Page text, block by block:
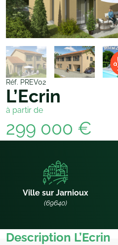
Réf. PREV02
L’Ecrin
à partir de
299 000 €
Ville sur Jarnioux
(69640)
Description L’Ecrin